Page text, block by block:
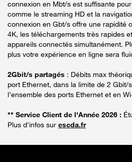
connexion en Mbt/s est suffisante
comme le streaming HD et la
connexion en Gbt/s offre une rapidité
4K, les téléchargements très rapides
appareils connectés simultanément.
plus votre expérience en ligne sera
2Gbit/s partagés : Débits max
port Ethernet, dans la limite de 2 Gbit/
l’ensemble des ports Ethernet et en
** Service Client de l'Année 2026 :
Plus d'infos sur escda.fr